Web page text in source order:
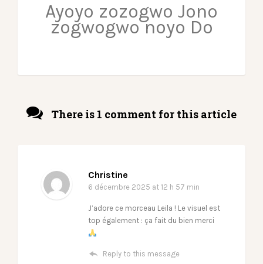
Ayoyo zozogwo Jono
zogwogwo noyo Do
There is 1 comment for this article
Christine
6 décembre 2025 at 12 h 57 min
J’adore ce morceau Leila ! Le visuel est
top également : ça fait du bien merci
Reply to this message